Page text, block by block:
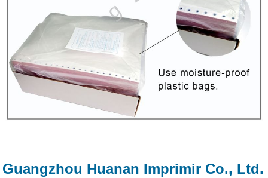
Guangzhou Huanan Imprimir Co., Ltd.